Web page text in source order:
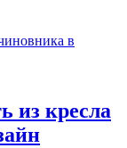
из кресла